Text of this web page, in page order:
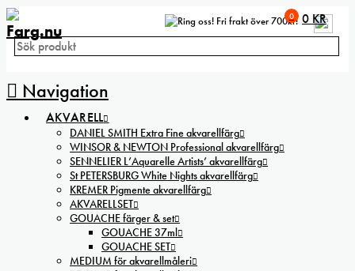
Fri frakt över 700kr!
Navigation
0 0 KR
AKVARELL
DANIEL SMITH Extra Fine akvarellfärg
WINSOR & NEWTON Professional akvarellfärg
SENNELIER L’Aquarelle Artists’ akvarellfärg
St PETERSBURG White Nights akvarellfärg
KREMER Pigmente akvarellfärg
AKVARELLSET
GOUACHE färger & set
GOUACHE 37ml
GOUACHE SET
MEDIUM för akvarellmåleri